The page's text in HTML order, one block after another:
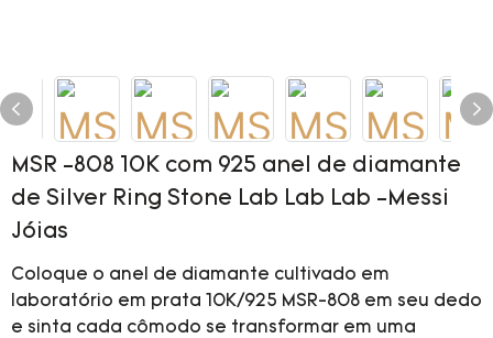
MSR -808 10K com 925 anel de diamante
de Silver Ring Stone Lab Lab Lab -Messi
Jóias
Coloque o anel de diamante cultivado em
laboratório em prata 10K/925 MSR-808 em seu dedo
e sinta cada cômodo se transformar em uma